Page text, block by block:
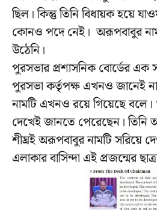
ছিল। কিন্তু তিনি বিধায়ক হয়ে
কোনও পদে নেই। অরূপবাবুর
উঠেনি।
পুরসভার প্রশাসনিক বোর্ডের এক
পুরসভা কর্তৃপক্ষ এখনও জানেই
নামটি এখনও রয়ে গিয়েছে বলে।
দেখেই জানতে পেরেছেন। তিনি
শীঘ্রই অরূপবাবুর নামটি সরিয়ে
এলাকার বাসিন্দা এই প্রজন্মের